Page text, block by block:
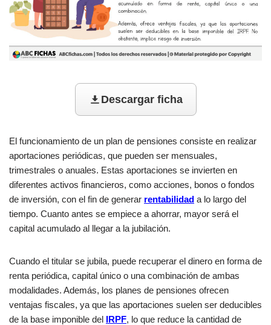
Descargar ficha
El funcionamiento de un plan de pensiones consiste en realizar
aportaciones periódicas, que pueden ser mensuales,
trimestrales o anuales. Estas aportaciones se invierten en
diferentes activos financieros, como acciones, bonos o fondos
de inversión, con el fin de generar rentabilidad a lo largo del
tiempo. Cuanto antes se empiece a ahorrar, mayor será el
capital acumulado al llegar a la jubilación.
Cuando el titular se jubila, puede recuperar el dinero en forma de
renta periódica, capital único o una combinación de ambas
modalidades. Además, los planes de pensiones ofrecen
ventajas fiscales, ya que las aportaciones suelen ser deducibles
de la base imponible del IRPF, lo que reduce la cantidad de